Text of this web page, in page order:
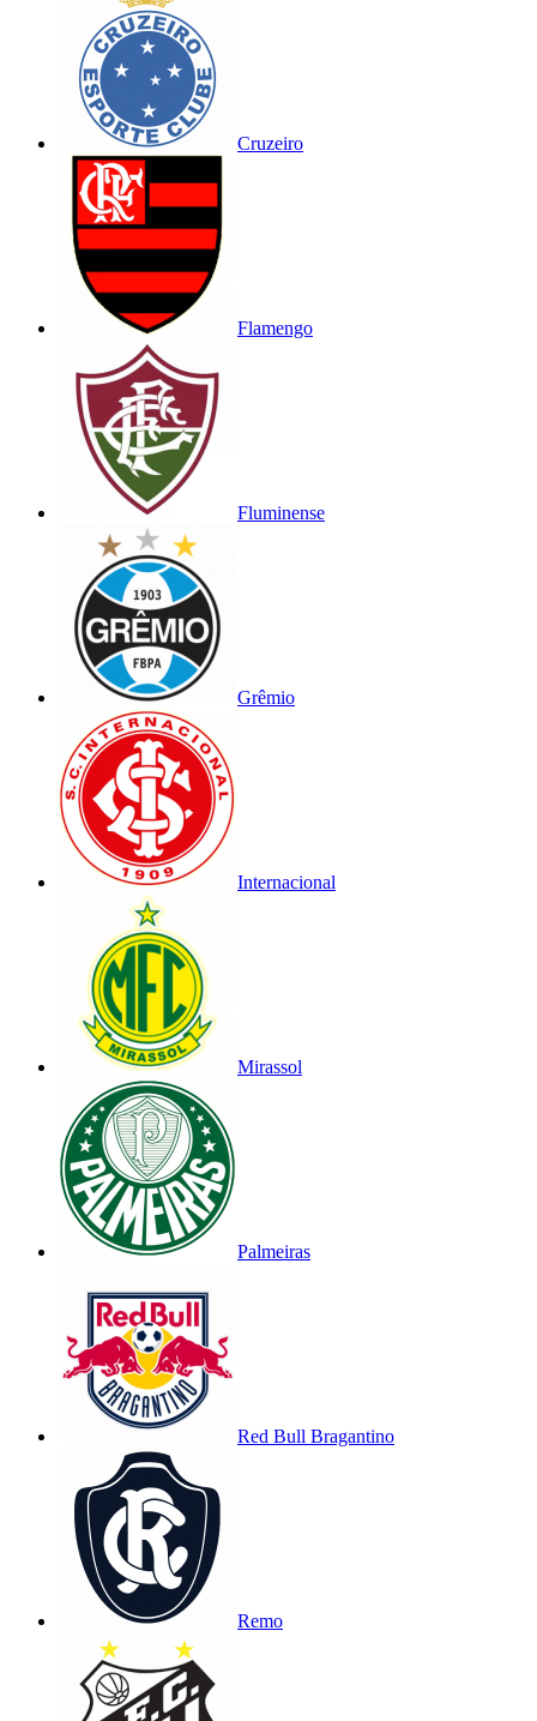
Cruzeiro
Flamengo
Fluminense
Grêmio
Internacional
Mirassol
Palmeiras
Red Bull Bragantino
Remo